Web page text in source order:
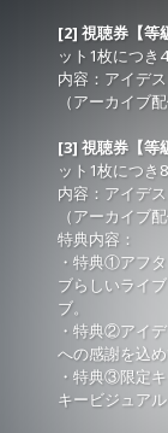
[2] 視聴券【等
ット1枚につき
内容：アイデ
（アーカイブ
[3] 視聴券【等
ット1枚につき
内容：アイデ
（アーカイブ
特典内容：
・特典①アフ
ブらしいライ
ブ。
・特典②アイ
への感謝を込
・特典③限定
キービジュア